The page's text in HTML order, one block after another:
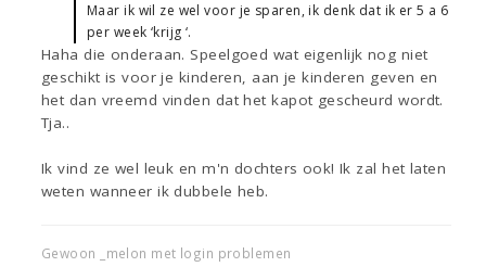
Maar ik wil ze wel voor je sparen, ik denk dat ik er 5 a 6
per week ‘krijg ‘.
Haha die onderaan. Speelgoed wat eigenlijk nog niet
geschikt is voor je kinderen, aan je kinderen geven en
het dan vreemd vinden dat het kapot gescheurd wordt.
Tja..
Ik vind ze wel leuk en m'n dochters ook! Ik zal het laten
weten wanneer ik dubbele heb.
Gewoon _melon met login problemen